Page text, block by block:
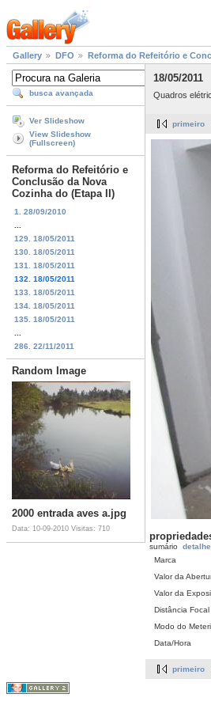
Gallery DFO Reforma do Refeitório e
busca avançada
Ver Slideshow
View Slideshow
(Fullscreen)
Reforma do Refeitório e
Conclusão da Nova
Cozinha do (Etapa II)
1. 28/09/2010
129. 18/05/2011
130. 18/05/2011
131. 18/05/2011
132. 18/05/2011
133. 18/05/2011
134. 18/05/2011
135. 18/05/2011
286. 22/11/2011
Random Image
2000 entrada aves a.jpg
Data: 10-09-2010 Visitas: 710
18/05/2011
Quadros
primeiro
sumário
Marca
Valor da
Valor da
Distância Focal
Modo do
Data/Hora
primeiro